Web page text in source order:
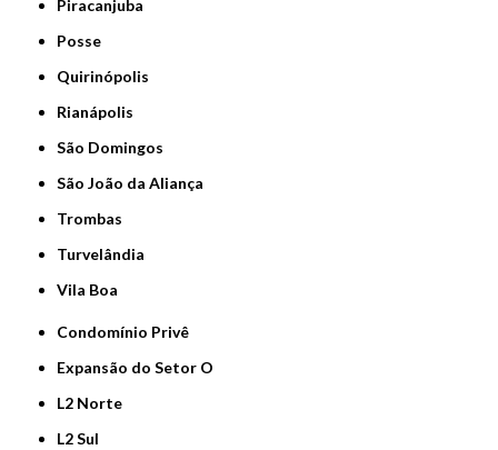
Piracanjuba
Posse
Quirinópolis
Rianápolis
São Domingos
São João da Aliança
Trombas
Turvelândia
Vila Boa
Condomínio Privê
Expansão do Setor O
L2 Norte
L2 Sul